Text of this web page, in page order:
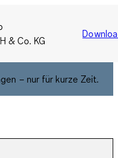
& Co. KG
– nur für kurze Zeit.